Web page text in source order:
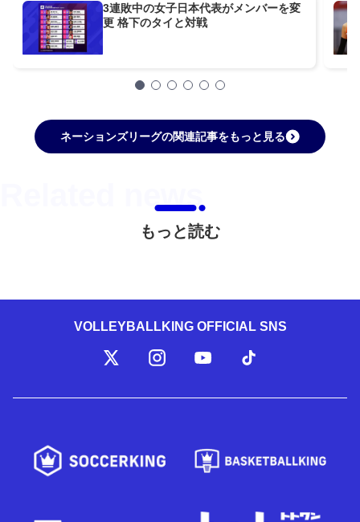
3連敗中の女子日本代表がメンバーを変
更 格下のタイと対戦
ネーションズリーグの関連記事をもっと見る
もっと読む
VOLLEYBALLKING OFFICIAL SNS